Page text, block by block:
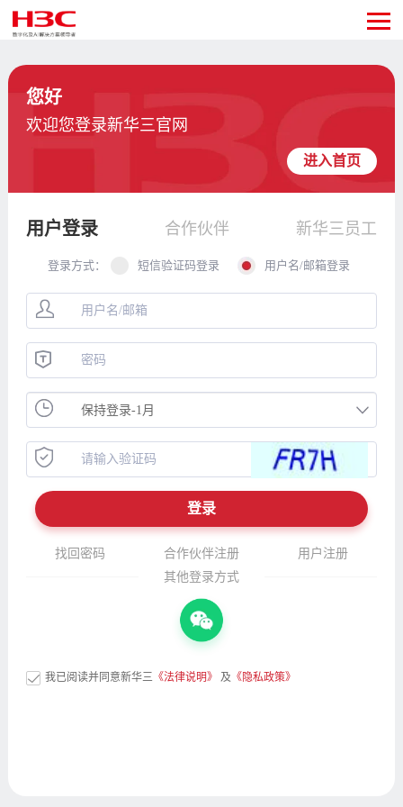
您好
欢迎您登录新华三官网
进入首页
用户登录 合作伙伴 新华三员工
登录方式： 短信验证码登录 用户名/邮箱登录
找回密码 合作伙伴注册
用户注册
其他登录方式
我已阅读并同意新华三《法律说明》 及 《隐私政策》